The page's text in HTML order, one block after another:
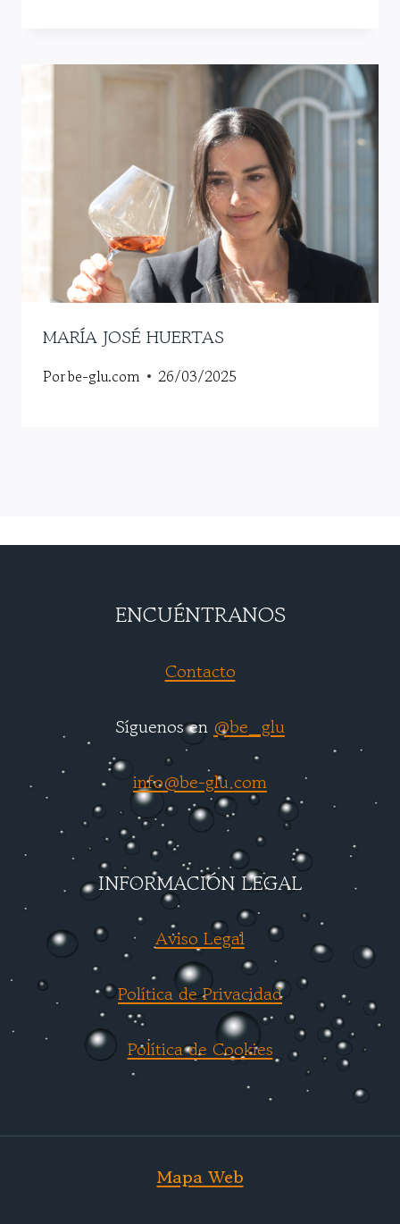
MARÍA JOSÉ HUERTAS
Porbe-glu.com 26/03/2025
ENCUÉNTRANOS
Contacto
Síguenos en @be_glu
info@be-glu.com
INFORMACIÓN LEGAL
Aviso Legal
Política de Privacidad
Política de Cookies
Mapa Web